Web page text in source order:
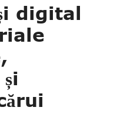
digital